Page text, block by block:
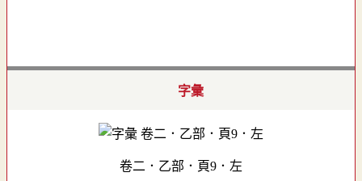
字彙
卷二．乙部．頁9．左